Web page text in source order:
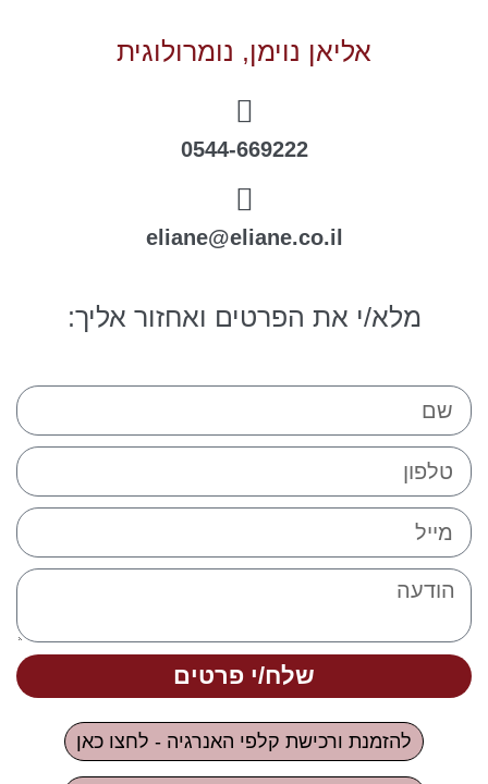
אליאן נוימן, נומרולוגית
0544-669222
eliane@eliane.co.il
מלא/י את הפרטים ואחזור אליך:
שלח/י פרטים
להזמנת ורכישת קלפי האנרגיה - לחצו כאן